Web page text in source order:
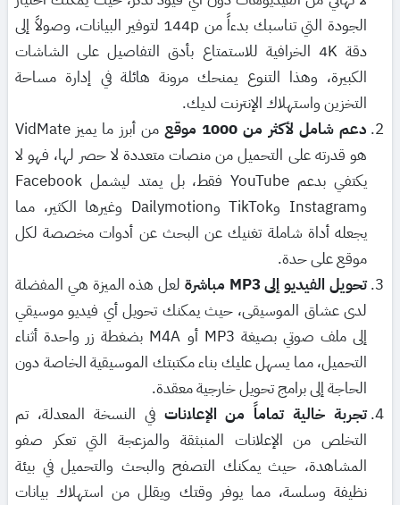
الجودة التي تناسبك بدءاً من 144p لتوفير البيانات، وصولاً إلى
دقة 4K الخرافية للاستمتاع بأدق التفاصيل على الشاشات
الكبيرة، وهذا التنوع يمنحك مرونة هائلة في إدارة مساحة
التخزين واستهلاك الإنترنت لديك.
دعم شامل لأكثر من 1000 موقع
من أبرز ما يميز VidMate
هو قدرته على التحميل من منصات متعددة لا حصر لها، فهو لا
يكتفي بدعم YouTube فقط، بل يمتد ليشمل Facebook
وInstagram وTikTok وDailymotion وغيرها الكثير، مما
يجعله أداة شاملة تغنيك عن البحث عن أدوات مخصصة لكل
موقع على حدة.
تحويل الفيديو إلى MP3 مباشرة
لعل هذه الميزة هي المفضلة
لدى عشاق الموسيقى، حيث يمكنك تحويل أي فيديو موسيقي
إلى ملف صوتي بصيغة MP3 أو M4A بضغطة زر واحدة أثناء
التحميل، مما يسهل عليك بناء مكتبتك الموسيقية الخاصة دون
الحاجة إلى برامج تحويل خارجية معقدة.
تجربة خالية تماماً من الإعلانات في النسخة المعدلة، تم
التخلص من الإعلانات المنبثقة والمزعجة التي تعكر صفو
المشاهدة، حيث يمكنك التصفح والبحث والتحميل في بيئة
نظيفة وسلسة، مما يوفر وقتك ويقلل من استهلاك بيانات